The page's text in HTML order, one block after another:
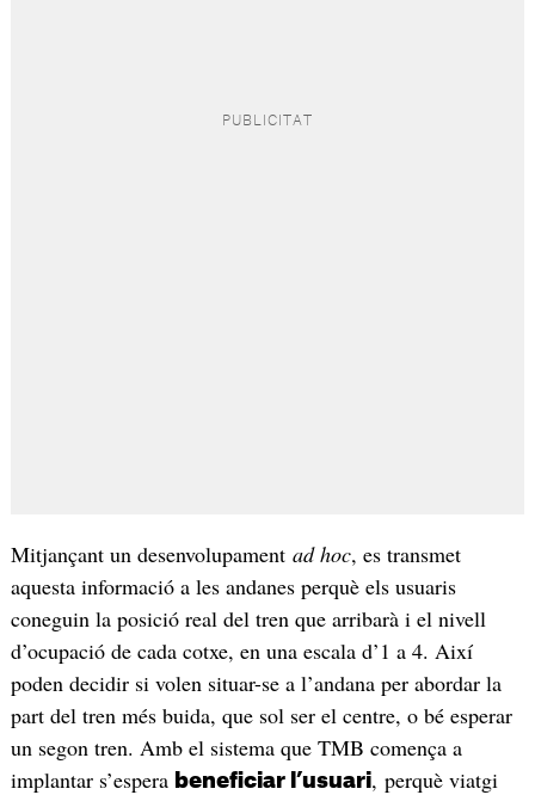
Mitjançant un desenvolupament ad hoc, es transmet
aquesta informació a les andanes perquè els usuaris
coneguin la posició real del tren que arribarà i el nivell
d’ocupació de cada cotxe, en una escala d’1 a 4. Així
poden decidir si volen situar-se a l’andana per abordar la
part del tren més buida, que sol ser el centre, o bé esperar
un segon tren. Amb el sistema que TMB comença a
implantar s’espera beneficiar l’usuari, perquè viatgi